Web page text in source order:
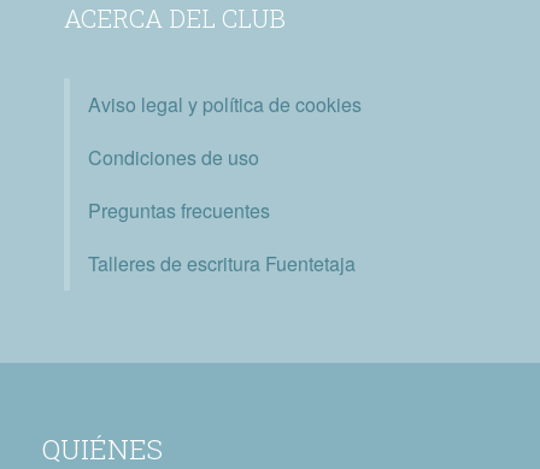
ACERCA DEL CLUB
Aviso legal y política de cookies
Condiciones de uso
Preguntas frecuentes
Talleres de escritura Fuentetaja
QUIÉNES